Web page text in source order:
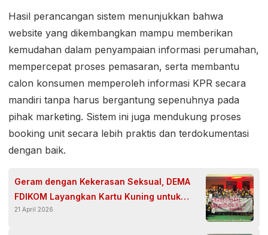
Hasil perancangan sistem menunjukkan bahwa
website yang dikembangkan mampu memberikan
kemudahan dalam penyampaian informasi perumahan,
mempercepat proses pemasaran, serta membantu
calon konsumen memperoleh informasi KPR secara
mandiri tanpa harus bergantung sepenuhnya pada
pihak marketing. Sistem ini juga mendukung proses
booking unit secara lebih praktis dan terdokumentasi
dengan baik.
Geram dengan Kekerasan Seksual, DEMA
FDIKOM Layangkan Kartu Kuning untuk
KemenPPPA
21 April 2026